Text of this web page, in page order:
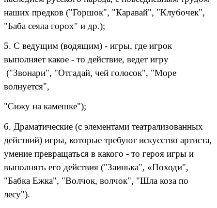
наших предков ("Горшок", "Каравай", "Клубочек",
"Баба сеяла горох" и др.);
5. С ведущим (водящим) - игры, где игрок
выполняет какое - то действие, ведет игру
("Звонари", "Отгадай, чей голосок", "Море
волнуется",
"Сижу на камешке");
6. Драматические (с элементами театрализованных
действий) игры, которые требуют искусство артиста,
умение превращаться в какого - то героя игры и
выполнять его действия ("Заинька", «Походи",
"Бабка Ежка", "Волчок, волчок", "Шла коза по
лесу").